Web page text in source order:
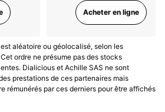
Acheter en ligne
aléatoire ou géolocalisé, selon les
ordre ne présume pas des stocks
Dialicious et Achille SAS ne sont
prestations de ces partenaires mais
rémunérés par ces derniers pour être affichés